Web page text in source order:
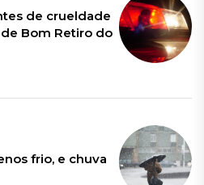
de crueldade
Bom Retiro do
frio, e chuva